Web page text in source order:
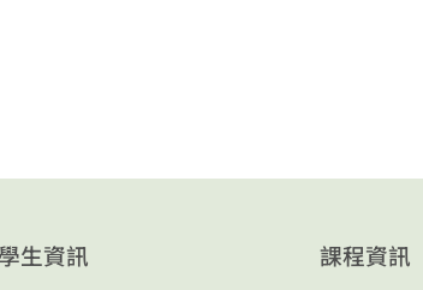
學生資訊 課程資訊